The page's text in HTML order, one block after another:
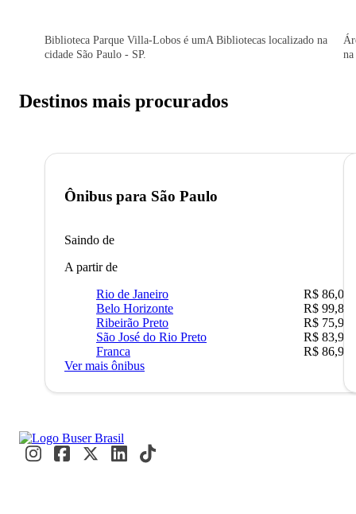
Biblioteca Parque Villa-Lobos é umA Bibliotecas localizado na
cidade São Paulo - SP.
Destinos mais procurados
Ônibus para São Paulo
Saindo de
A partir de
Rio de Janeiro
R$ 86,00
Belo Horizonte
R$ 99,89
Ribeirão Preto
R$ 75,90
São José do Rio Preto
R$ 83,90
Franca
R$ 86,90
Ver mais ônibus